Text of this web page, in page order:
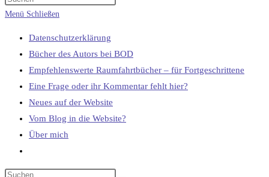
umschalten
Menü Schließen
Datenschutzerklärung
Bücher des Autors bei BOD
Empfehlenswerte Raumfahrtbücher – für Fortgeschrittene
Eine Frage oder ihr Kommentar fehlt hier?
Neues auf der Website
Vom Blog in die Website?
Über mich